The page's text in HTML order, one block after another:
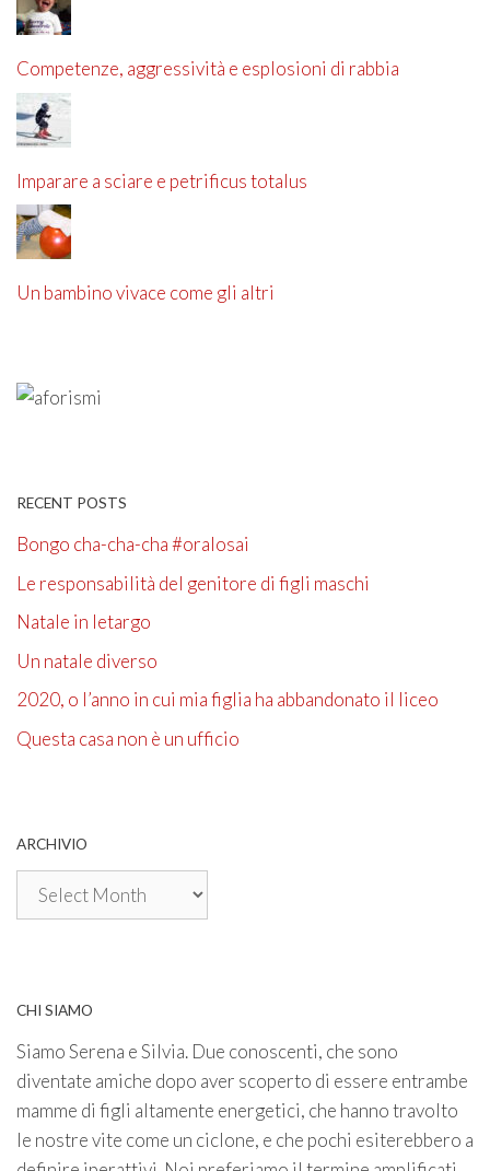
Competenze, aggressività e esplosioni di rabbia
Imparare a sciare e petrificus totalus
Un bambino vivace come gli altri
RECENT POSTS
Bongo cha-cha-cha #oralosai
Le responsabilità del genitore di figli maschi
Natale in letargo
Un natale diverso
2020, o l’anno in cui mia figlia ha abbandonato il liceo
Questa casa non è un ufficio
ARCHIVIO
Archivio
CHI SIAMO
Siamo Serena e Silvia. Due conoscenti, che sono
diventate amiche dopo aver scoperto di essere entrambe
mamme di figli altamente energetici, che hanno travolto
le nostre vite come un ciclone, e che pochi esiterebbero a